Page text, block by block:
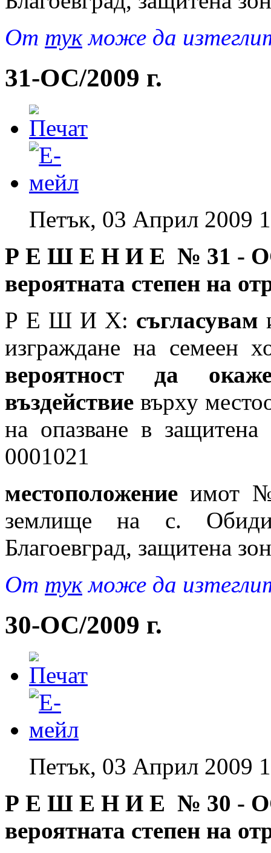
Oт тукможе да
31-ОС/2009 г.
Петък, 03 Април 2009
Р Е Ш Е Н И Е № 31 -
вероятната степен на
Р Е Ш И Х: съгласувам
изграждане на семеен
вероятност
да
въздействие върху
на опазване в
0001021
местоположение имот №
землище на с.
Благоевград, защитена
Oт тукможе да
30-ОС/2009 г.
Петък, 03 Април 2009
Р Е Ш Е Н И Е № 30 -
вероятната степен на